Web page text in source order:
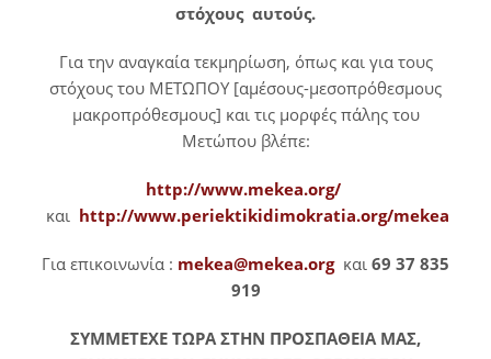
στόχους αυτούς.
Για την αναγκαία τεκμηρίωση, όπως και για τους
στόχους του ΜΕΤΩΠΟΥ [αμέσους-μεσοπρόθεσμους
μακροπρόθεσμους] και τις μορφές πάλης του
Μετώπου βλέπε:
http://www.mekea.org/
και http://www.periektikidimokratia.org/mekea
Για επικοινωνία : mekea@mekea.orgκαι 69 37 835
919
ΣΥΜΜΕΤΕΧΕ ΤΩΡΑ ΣΤΗΝ ΠΡΟΣΠΑΘΕΙΑ ΜΑΣ,